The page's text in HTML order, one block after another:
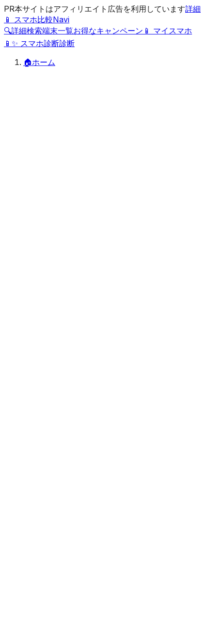
PR本サイトはアフィリエイト広告を利用しています詳細
📱 スマホ比較Navi
🔍詳細検索端末一覧お得なキャンペーン 📱 マイスマホ
📱 ✨ スマホ診断診断
🏠ホーム